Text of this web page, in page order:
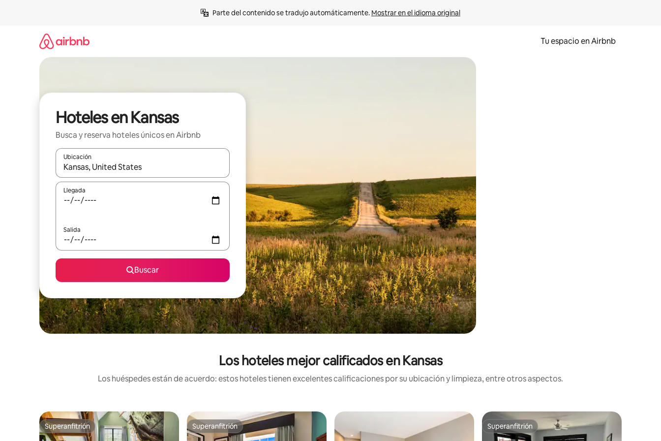
Parte del contenido se tradujo automáticamente. Mostrar en el idioma original
Tu espacio en Airbnb
Hoteles en Kansas
Busca y reserva hoteles únicos en Airbnb
Ubicación
Cuando los resultados estén disponibles, podrás navegar usando las teclas de las flechas hacia arriba y hacia abajo, o bien tocando y deslizando la pantalla.
Llegada
Salida
Buscar
Los hoteles mejor calificados en Kansas
Los huéspedes están de acuerdo: estos hoteles tienen excelentes calificaciones por su ubicación y limpieza, entre otros aspectos.
Superanfitrión
Superanfitrión Superanfitrión
Superanfitrión Superanfitrión
Superanfitrión